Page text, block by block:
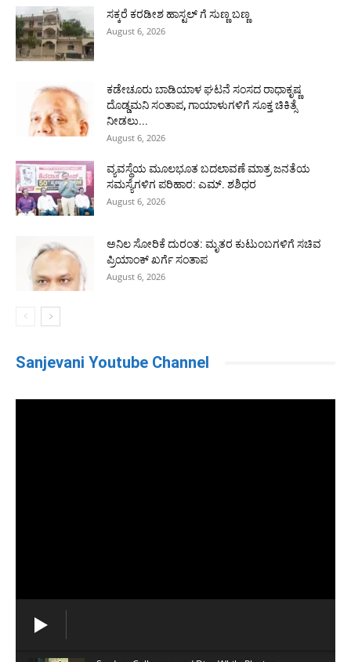
ಸಕ್ಕರೆ ಕರಡೀಶ ಹಾಸ್ಟಲ್ ಗೆ ಸುಣ್ಣ ಬಣ್ಣ
August 6, 2026
ಕಡೇಚೂರು ಬಾಡಿಯಾಳ ಘಟನೆ ಸಂಸದ ರಾಧಾಕೃಷ್ಣ
ದೊಡ್ಡಮನಿ ಸಂತಾಪ, ಗಾಯಾಳುಗಳಿಗೆ ಸೂಕ್ತ ಚಿಕಿತ್ಸೆ
ನೀಡಲು...
August 6, 2026
ವ್ಯವಸ್ಥೆಯ ಮೂಲಭೂತ ಬದಲಾವಣೆ ಮಾತ್ರ ಜನತೆಯ
ಸಮಸ್ಯೆಗಳಿಗ ಪರಿಹಾರ: ಎಮ್. ಶಶಿಧರ
August 6, 2026
ಅನಿಲ ಸೋರಿಕೆ ದುರಂತ: ಮೃತರ ಕುಟುಂಬಗಳಿಗೆ ಸಚಿವ
ಪ್ರಿಯಾಂಕ್ ಖರ್ಗೆ ಸಂತಾಪ
August 6, 2026
Sanjevani Youtube Channel